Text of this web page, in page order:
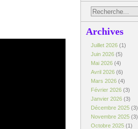
Archives
Juillet 2026 (1)
Juin 2026 (5)
Mai 2026 (4)
Avril 2026 (6)
Mars 2026 (4)
Février 2026 (3)
Janvier 2026 (3)
Décembre 2025 (3)
Novembre 2025 (3)
Octobre 2025 (1)